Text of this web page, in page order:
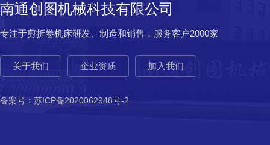
南通创图机械科技有限公司
专注于剪折卷机床研发、制造和销售，服务客户2000家
关于我们 企业资质 加入我们
备案号： 苏ICP备2020062948号-2